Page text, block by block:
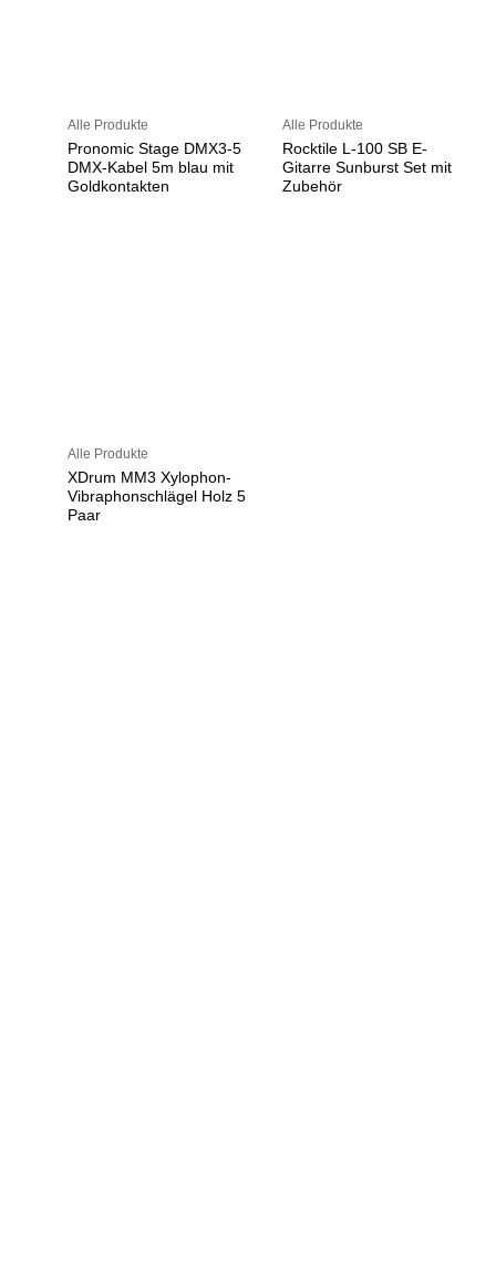
Alle Produkte
Pronomic Stage DMX3-5
DMX-Kabel 5m blau mit
Goldkontakten
Alle Produkte
Rocktile L-100 SB E-
Gitarre Sunburst Set mit
Zubehör
Alle Produkte
XDrum MM3 Xylophon-
Vibraphonschlägel Holz 5
Paar